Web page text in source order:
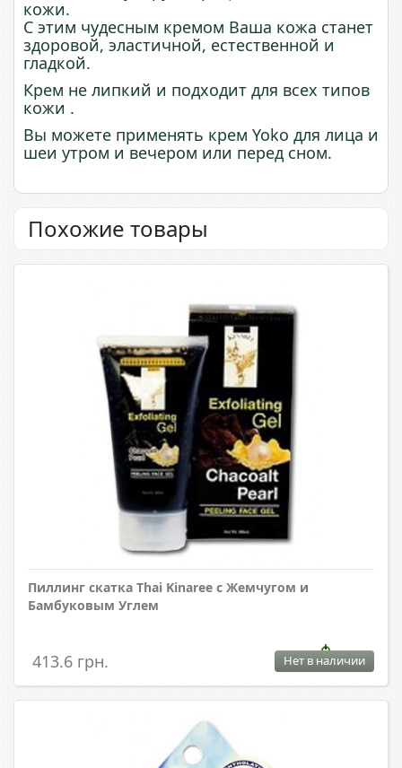
кожи.
С этим чудесным кремом Ваша кожа станет
здоровой, эластичной, естественной и
гладкой.
Крем не липкий и подходит для всех типов
кожи .
Вы можете применять крем Yoko для лица и
шеи утром и вечером или перед сном.
Похожие товары
Пиллинг скатка Thai Kinaree с Жемчугом и
Бамбуковым Углем
413.6 грн. Нет в наличии